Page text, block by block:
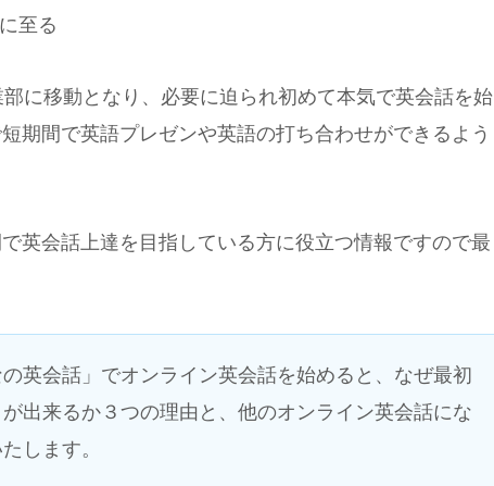
に至る
に移動となり、必要に迫られ初めて本気で英会話を始
期間で英語プレゼンや英語の打ち合わせができるよう
英会話上達を目指している方に役立つ情報ですので最
英会話」でオンライン英会話を始めると、なぜ最初
出来るか３つの理由と、他のオンライン英会話にな
します。